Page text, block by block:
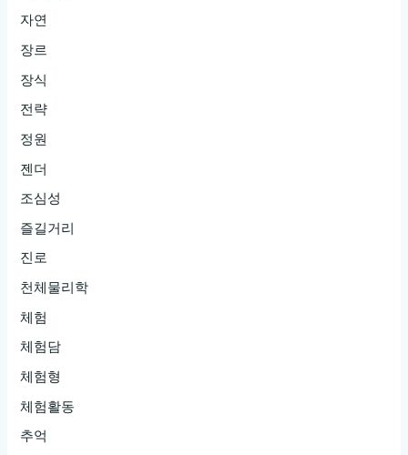
자연
장르
장식
전략
정원
젠더
조심성
즐길거리
진로
천체물리학
체험
체험담
체험형
체험활동
추억